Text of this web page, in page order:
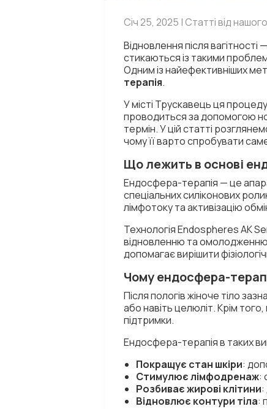
Січ 25, 2025 | Статті від
Відновлення після
стикаються із такими
Одним із найефективніших
терапія.
У місті Трускавець ця
проводиться за допомогою
термін. У цій статті
чому її варто спробувати
Що лежить в основі
Ендосфера-терапія — це
спеціальних силіконових
лімфотоку та активізацію
Технологія Endospheres AK
відновленню та
допомагає вирішити
Чому ендосфера-
Після пологів жіноче тіло
або навіть целюліт. Крім
підтримки.
Ендосфера-терапія в таких
Покращує стан шкіри:
Стимулює лімфодренаж:
Розбиває жирові клітини:
Відновлює контури тіла: